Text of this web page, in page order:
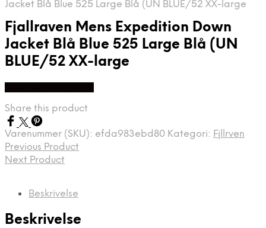
Jacket Blå Blue 525 Large Blå (UN BLUE/52 XX-large
Fjallraven Mens Expedition Down
Jacket Blå Blue 525 Large Blå (UN
BLUE/52 XX-large
Share this product
Varenummer (SKU): efda983ebd80 Kategori: Fjllrven
Previous Product
Next Product
Beskrivelse
Beskrivelse